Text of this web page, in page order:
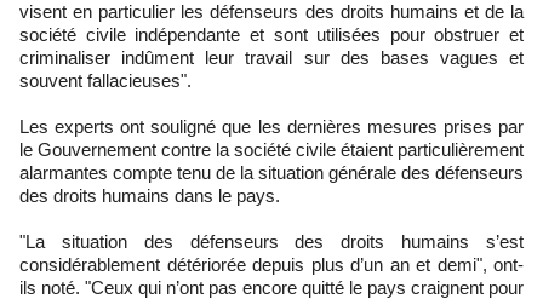
visent en particulier les défenseurs des droits humains et de la
société civile indépendante et sont utilisées pour obstruer et
criminaliser indûment leur travail sur des bases vagues et
souvent fallacieuses".
Les experts ont souligné que les dernières mesures prises par
le Gouvernement contre la société civile étaient particulièrement
alarmantes compte tenu de la situation générale des défenseurs
des droits humains dans le pays.
"La situation des défenseurs des droits humains s’est
considérablement détériorée depuis plus d’un an et demi", ont-
ils noté. "Ceux qui n’ont pas encore quitté le pays craignent pour